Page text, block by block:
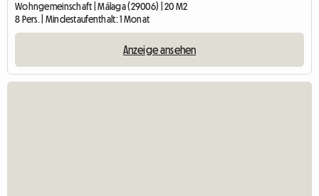
Wohngemeinschaft | Málaga (29006) | 20 M2
8 Pers. | Mindestaufenthalt: 1 Monat
Anzeige ansehen